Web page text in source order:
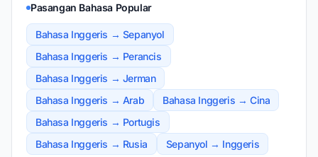
Pasangan Bahasa Popular
Bahasa Inggeris → Sepanyol
Bahasa Inggeris → Perancis
Bahasa Inggeris → Jerman
Bahasa Inggeris → Arab
Bahasa Inggeris → Cina
Bahasa Inggeris → Portugis
Bahasa Inggeris → Rusia
Sepanyol → Inggeris